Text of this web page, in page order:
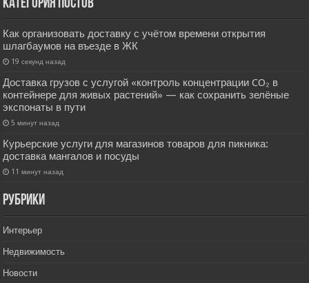
Категория постов
Как организовать доставку с учётом времени открытия
шлагбаумов на въезде в ЖК
19 секунд назад
Доставка грузов с услугой «контроль концентрации CO₂ в
контейнере для живых растений» — как сохранить зелёные
экспонаты в пути
5 минут назад
Курьерские услуги для магазинов товаров для пикника:
доставка мангалов и посуды
11 минут назад
РУбрики
Интерьер
Недвижимость
Новости